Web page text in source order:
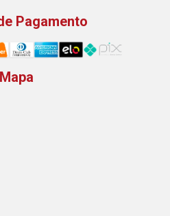
Pagamento
Mapa